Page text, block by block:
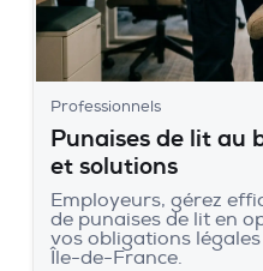
Professionnels
Punaises de lit au
et solutions
Employeurs, gérez
de punaises de lit en
vos obligations
Île-de-France.